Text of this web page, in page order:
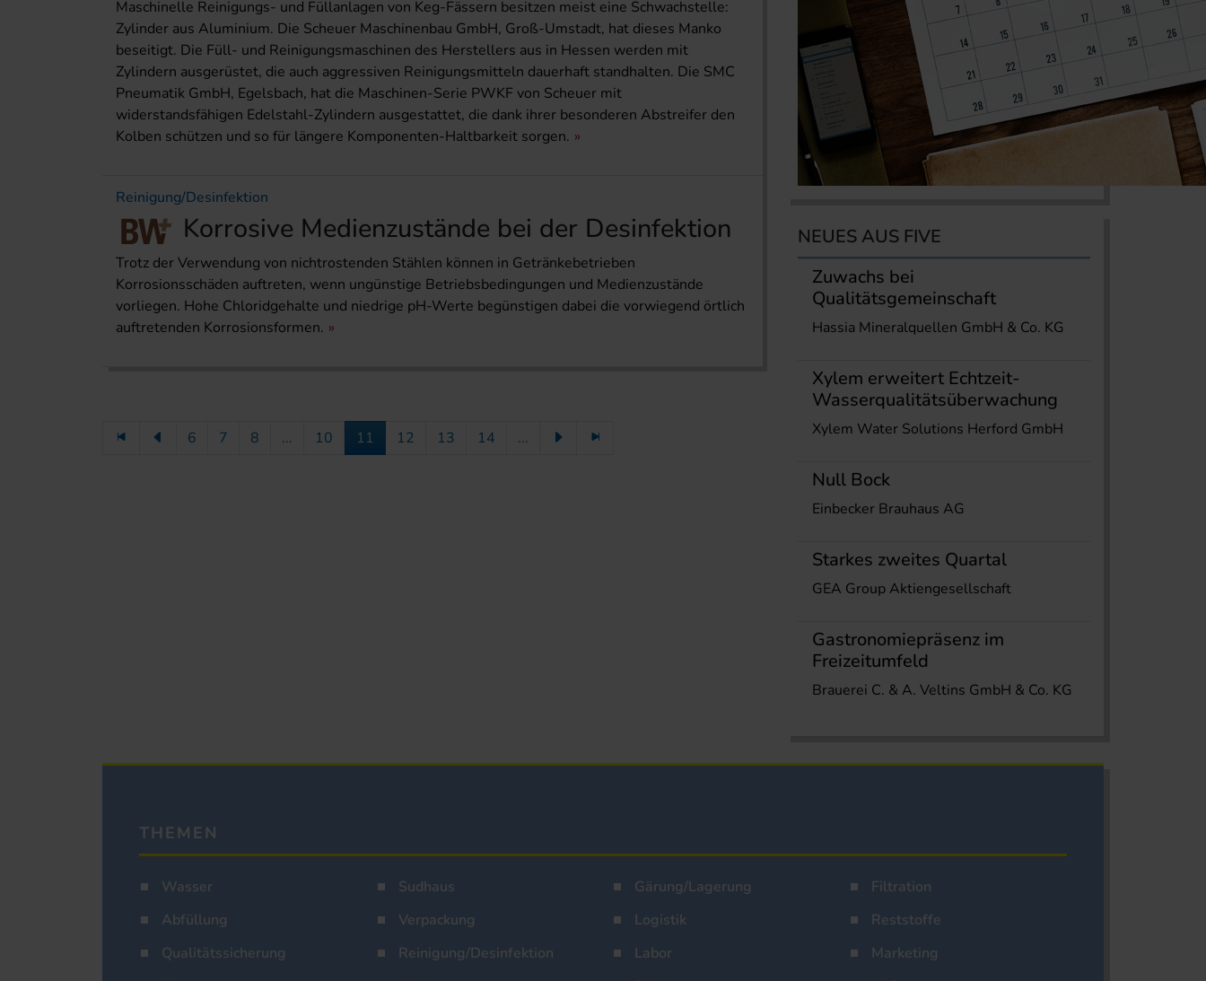
Maschinelle Reinigungs- und Füllanlagen von Keg-Fässern besitzen meist eine Schwachstelle:
Zylinder aus Aluminium. Die Scheuer Maschinenbau GmbH, Groß-Umstadt, hat dieses Manko
beseitigt. Die Füll- und Reinigungsmaschinen des Herstellers aus in Hessen werden mit
Zylindern ausgerüstet, die auch aggressiven Reinigungsmitteln dauerhaft standhalten. Die SMC
Pneumatik GmbH, Egelsbach, hat die Maschinen-Serie PWKF von Scheuer mit
widerstandsfähigen Edelstahl-Zylindern ausgestattet, die dank ihrer besonderen Abstreifer den
Kolben schützen und so für längere Komponenten-Haltbarkeit sorgen.
Reinigung/Desinfektion
Korrosive Medienzustände bei der Desinfektion
Trotz der Verwendung von nichtrostenden Stählen können in Getränkebetrieben
Korrosionsschäden auftreten, wenn ungünstige Betriebsbedingungen und Medienzustände
vorliegen. Hohe Chloridgehalte und niedrige pH-Werte begünstigen dabei die vorwiegend örtlich
auftretenden Korrosionsformen.
6 7 8 ... 10 11 12 13 14 ...
NEUES AUS FIVE
Zuwachs bei
Qualitätsgemeinschaft
Hassia Mineralquellen GmbH & Co. KG
Xylem erweitert Echtzeit-
Wasserqualitätsüberwachung
Xylem Water Solutions Herford GmbH
Null Bock
Einbecker Brauhaus AG
Starkes zweites Quartal
GEA Group Aktiengesellschaft
Gastronomiepräsenz im
Freizeitumfeld
Brauerei C. & A. Veltins GmbH & Co. KG
THEMEN
Wasser Sudhaus Gärung/Lagerung
Filtration
Abfüllung
Verpackung Logistik
Reststoffe
Qualitätssicherung
Reinigung/Desinfektion Labor
Marketing